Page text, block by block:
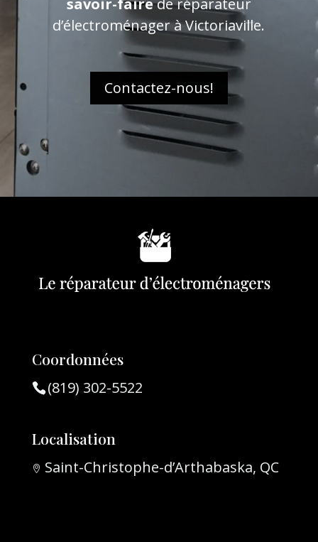
d’électroménager à Victoriaville.
Contactez-nous!
Coordonnées
(819) 302-5522
Localisation
 Saint-Christophe-d’Arthabaska, QC